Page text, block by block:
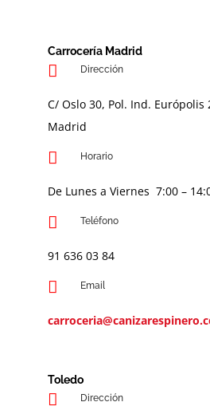
Carrocería Madrid
Dirección
C/ Oslo 30, Pol. Ind. Európolis
Madrid
Horario
De Lunes a Viernes 7:00 –
Teléfono
91 636 03 84
Email
Toledo
Dirección